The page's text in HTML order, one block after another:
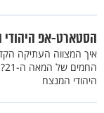
הסטארט-אפ
איך המצווה העתיקה
היהודי המנצח